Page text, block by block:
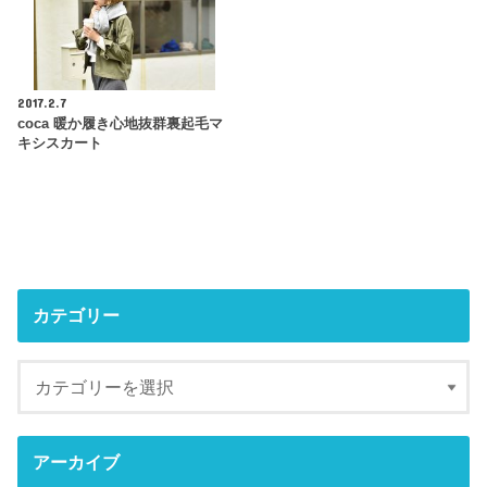
2017.2.7
coca 暖か履き心地抜群裏起毛マ
キシスカート
カテゴリー
アーカイブ